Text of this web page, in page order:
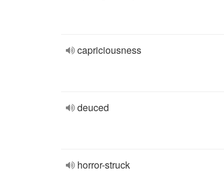
capriciousness
deuced
horror-struck